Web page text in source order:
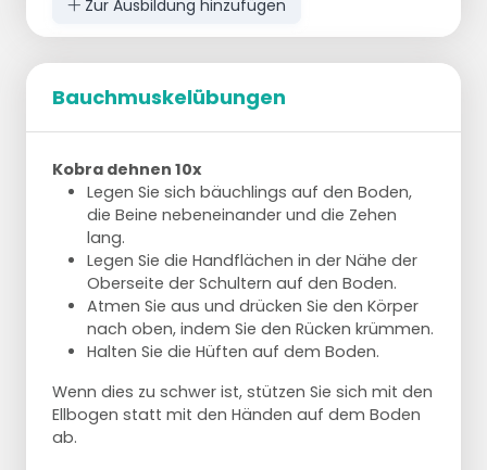
Zur Ausbildung hinzufügen
Bauchmuskelübungen
Kobra dehnen 10x
Legen Sie sich bäuchlings auf den Boden,
die Beine nebeneinander und die Zehen
lang.
Legen Sie die Handflächen in der Nähe der
Oberseite der Schultern auf den Boden.
Atmen Sie aus und drücken Sie den Körper
nach oben, indem Sie den Rücken krümmen.
Halten Sie die Hüften auf dem Boden.
Wenn dies zu schwer ist, stützen Sie sich mit den
Ellbogen statt mit den Händen auf dem Boden
ab.